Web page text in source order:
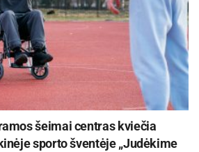
šeimai centras kviečia
sporto šventėje „Judėkime